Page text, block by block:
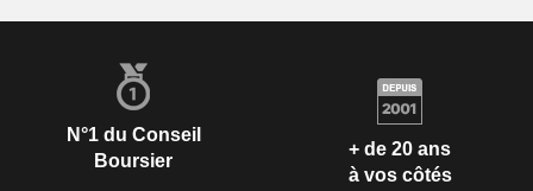
N°1 du Conseil
Boursier
+ de 20 ans
à vos côtés